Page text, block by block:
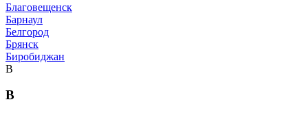
Благовещенск
Барнаул
Белгород
Брянск
Биробиджан
В
В